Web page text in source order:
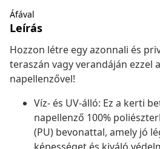
Áfával
Leírás
Hozzon létre egy azonnali és
teraszán vagy verandáján ezzel
napellenzővel!
Víz- és UV-álló: Ez a kerti
napellenző 100%
(PU) bevonattal, amely jó